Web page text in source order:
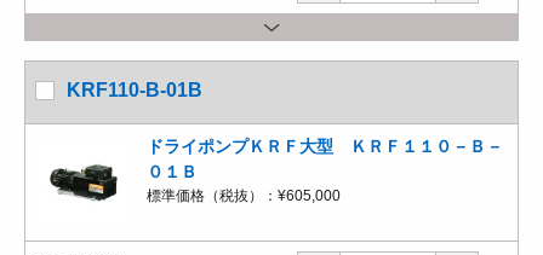
KRF110-B-01B
ドライポンプＫＲＦ大型 ＫＲＦ１１０－Ｂ－
０１Ｂ
標準価格（税抜）： ¥605,000